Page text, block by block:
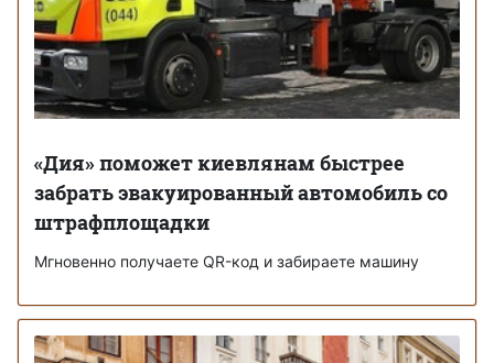
«Дия» поможет киевлянам быстрее
забрать эвакуированный автомобиль со
штрафплощадки
Мгновенно получаете QR-код и забираете машину